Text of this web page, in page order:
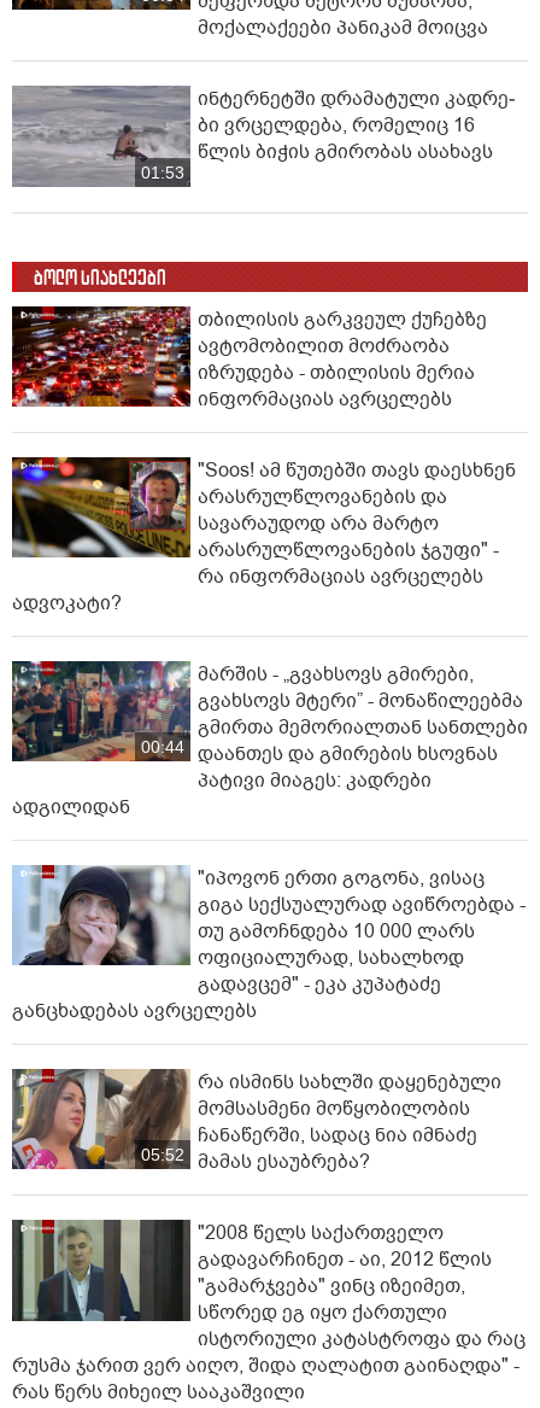
მოქალაქეები პანიკამ მოიცვა
01:53
ინ­ტერ­ნეტ­ში დრა­მა­ტუ­ლი კად­რე­
ბი ვრცელდება, რომელიც 16
წლის ბიჭის გმირობას ასახავს
ბოლო სიახლეები
თბილისის გარკვეულ ქუჩებზე
ავტომობილით მოძრაობა
იზრუდება - თბილისის მერია
ინფორმაციას ავრცელებს
"Soos! ამ წუთებში თავს დაესხნენ
არასრულწლოვანების და
სავარაუდოდ არა მარტო
არასრულწლოვანების ჯგუფი" -
რა ინფორმაციას ავრცელებს
ადვოკატი?
00:44
მარშის - „გვახსოვს გმირები,
გვახსოვს მტერი” - მონაწილეებმა
გმირთა მემორიალთან სანთლები
დაანთეს და გმირების ხსოვნას
პატივი მიაგეს: კადრები
ადგილიდან
"იპოვონ ერთი გოგონა, ვისაც
გიგა სექსუალურად ავიწროებდა -
თუ გამოჩნდება 10 000 ლარს
ოფიციალურად, სახალხოდ
გადავცემ" - ეკა კუპატაძე
განცხადებას ავრცელებს
05:52
რა ისმინს სახლში დაყენებული
მომსასმენი მოწყობილობის
ჩანაწერში, სადაც ნია იმნაძე
მამას ესაუბრება?
"2008 წელს საქართველო
გადავარჩინეთ - აი, 2012 წლის
"გამარჯვება" ვინც იზეიმეთ,
სწორედ ეგ იყო ქართული
ისტორიული კატასტროფა და რაც
რუსმა ჯარით ვერ აიღო, შიდა ღალატით გაინაღდა" -
რას წერს მიხეილ სააკაშვილი